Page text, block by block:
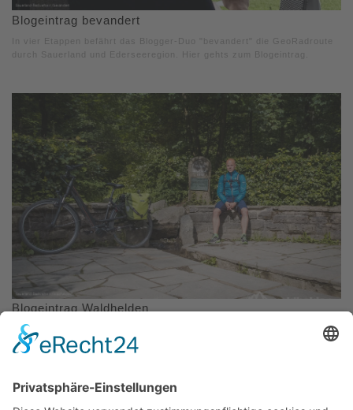
Blogeintrag bevandert
In vier Etappen befährt das Blogger-Duo "bevandert" die GeoRadroute
durch Sauerland und Ederseeregion. Hier gehts zum Blogeintrag.
Blogeintrag Waldhelden
Viele Sehenswürdigkeiten, Naturmomente und Tipps rund um die
Radtour zeigt Udo auf seiner Radreise über die GeoRadroute.